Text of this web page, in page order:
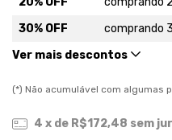
30% OFF
comprando
Ver mais descontos
(*) Não acumulável com algumas
4 x de R$172,48 sem